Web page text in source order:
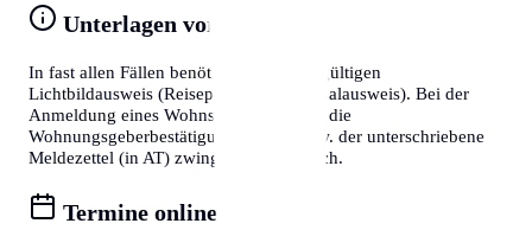
Unterlagen vorbereiten
In fast allen Fällen benötigen Sie einen gültigen
Lichtbildausweis (Reisepass oder Personalausweis). Bei der
Anmeldung eines Wohnsitzes ist zudem die
Wohnungsgeberbestätigung (in DE) bzw. der unterschriebene
Meldezettel (in AT) zwingend erforderlich.
Termine online buchen